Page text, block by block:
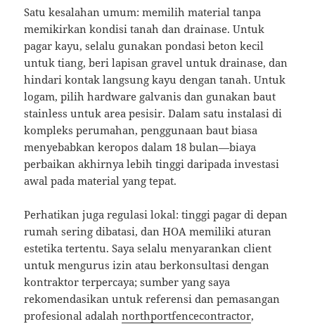
Satu kesalahan umum: memilih material tanpa
memikirkan kondisi tanah dan drainase. Untuk
pagar kayu, selalu gunakan pondasi beton kecil
untuk tiang, beri lapisan gravel untuk drainase, dan
hindari kontak langsung kayu dengan tanah. Untuk
logam, pilih hardware galvanis dan gunakan baut
stainless untuk area pesisir. Dalam satu instalasi di
kompleks perumahan, penggunaan baut biasa
menyebabkan keropos dalam 18 bulan—biaya
perbaikan akhirnya lebih tinggi daripada investasi
awal pada material yang tepat.
Perhatikan juga regulasi lokal: tinggi pagar di depan
rumah sering dibatasi, dan HOA memiliki aturan
estetika tertentu. Saya selalu menyarankan client
untuk mengurus izin atau berkonsultasi dengan
kontraktor terpercaya; sumber yang saya
rekomendasikan untuk referensi dan pemasangan
profesional adalahnorthportfencecontractor,